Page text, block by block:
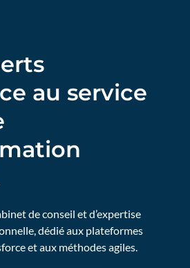
au service
de conseil et d’expertise
dédié aux plateformes
et aux méthodes agiles.